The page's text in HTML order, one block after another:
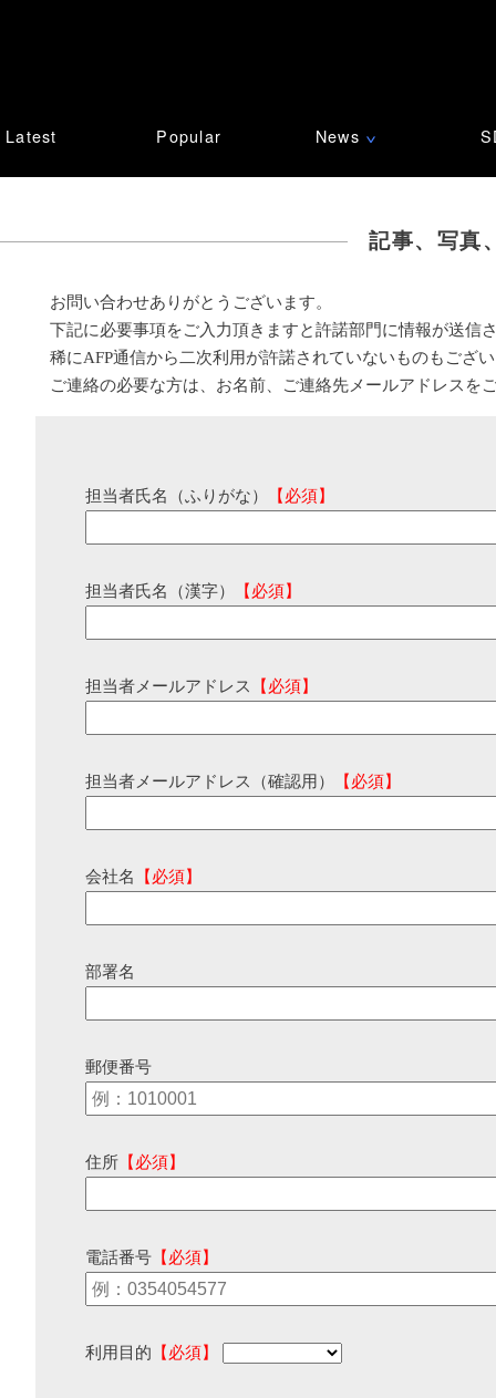
Latest Popular News ∨
記事、写真
お問い合わせありがとうございます。
下記に必要事項をご入力頂きますと許諾部門に情報が送信
稀にAFP通信から二次利用が許諾されていないものもござ
ご連絡の必要な方は、お名前、ご連絡先メールアドレスを
担当者氏名（ふりがな） 【必須】
担当者氏名（漢字） 【必須】
担当者メールアドレス 【必須】
担当者メールアドレス（確認用） 【必須】
会社名 【必須】
部署名
郵便番号
住所 【必須】
電話番号 【必須】
利用目的 【必須】